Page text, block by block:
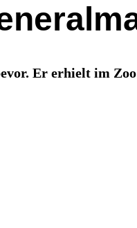
Er erhielt im